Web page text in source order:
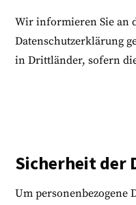
Wir informieren Sie an
Datenschutzerklärung
in Drittländer, sofern
Sicherheit der
Um personenbezogene